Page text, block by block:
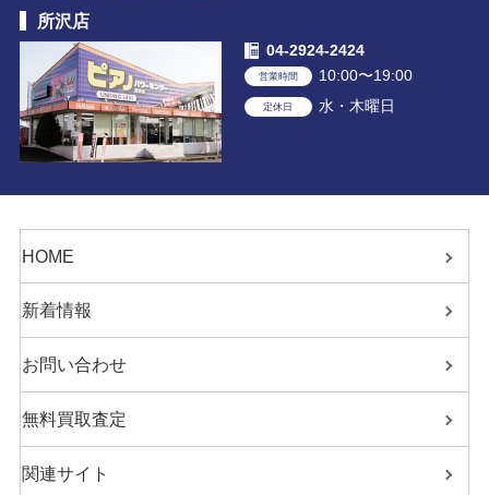
所沢店
04-2924-2424
営業時間 10:00〜19:00
定休日 水・木曜日
HOME
新着情報
お問い合わせ
無料買取査定
関連サイト